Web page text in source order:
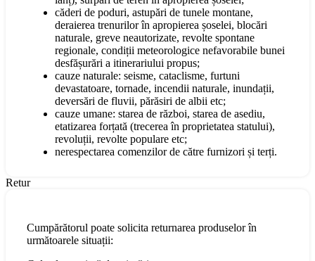
căderi de poduri, astupări de tunele montane,
deraierea trenurilor în apropierea șoselei, blocări
naturale, greve neautorizate, revolte spontane
regionale, condiții meteorologice nefavorabile bunei
desfășurări a itinerariului propus;
cauze naturale: seisme, cataclisme, furtuni
devastatoare, tornade, incendii naturale, inundații,
deversări de fluvii, părăsiri de albii etc;
cauze umane: starea de război, starea de asediu,
etatizarea forțată (trecerea în proprietatea statului),
revoluții, revolte populare etc;
nerespectarea comenzilor de către furnizori și terți.
Retur
Cumpărătorul poate solicita returnarea produselor în
următoarele situații: